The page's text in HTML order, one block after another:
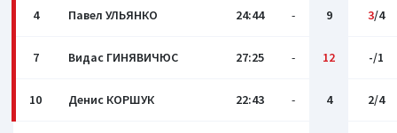
4 Павел УЛЬЯНКО 24:44 - 9 3/4
7 Видас ГИНЯВИЧЮС 27:25 - 12 -/1
10 Денис КОРШУК 22:43 - 4 2/4